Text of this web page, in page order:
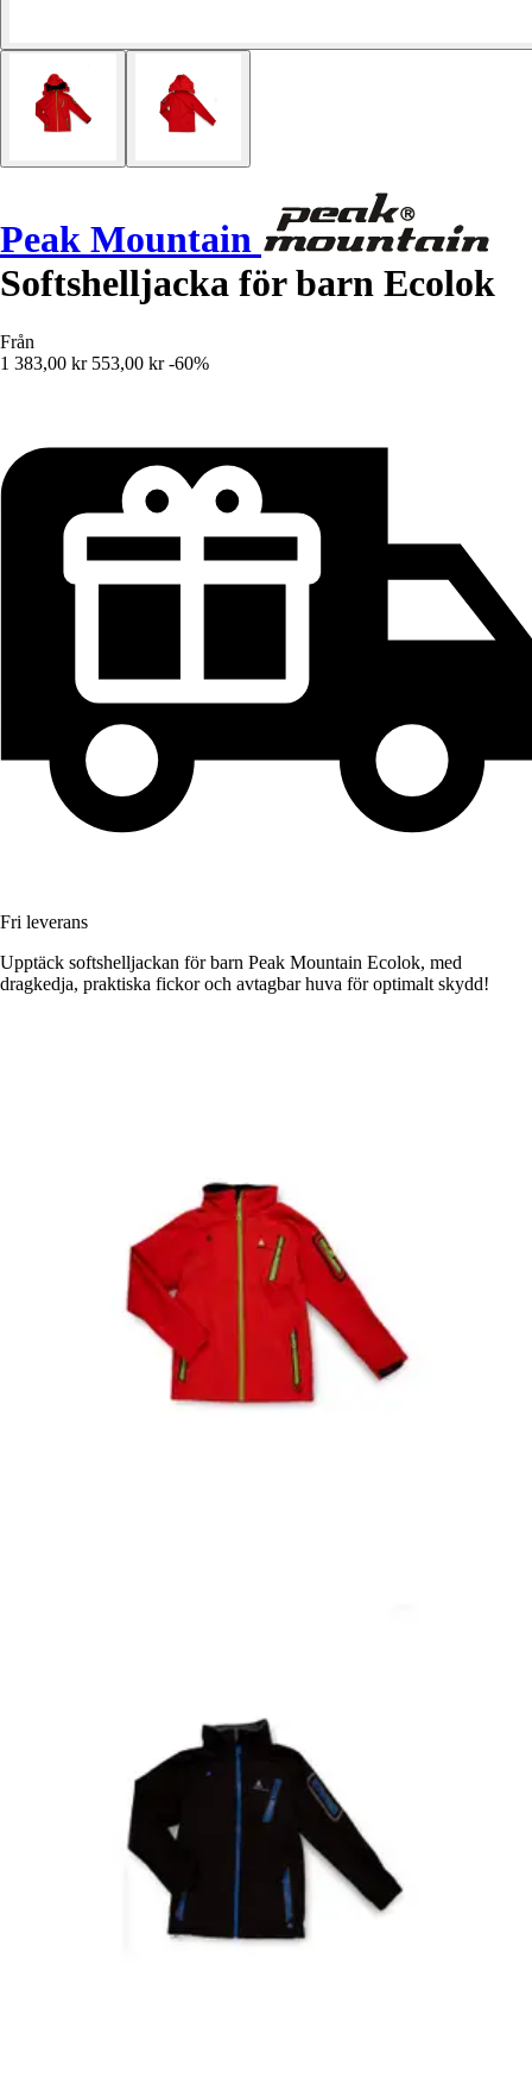
Peak Mountain
Softshelljacka för barn Ecolok
Från
1 383,00 kr 553,00 kr -60%
Fri leverans
Upptäck softshelljackan för barn Peak Mountain Ecolok, med
dragkedja, praktiska fickor och avtagbar huva för optimalt skydd!